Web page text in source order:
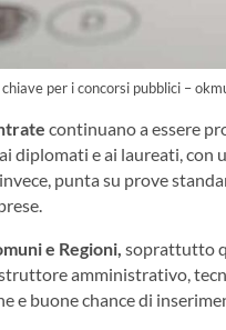
per i concorsi pubblici –
continuano a essere
diplomati e ai laureati,
invece, punta su prove
e Regioni, soprattutto
amministrativo,
e buone chance di